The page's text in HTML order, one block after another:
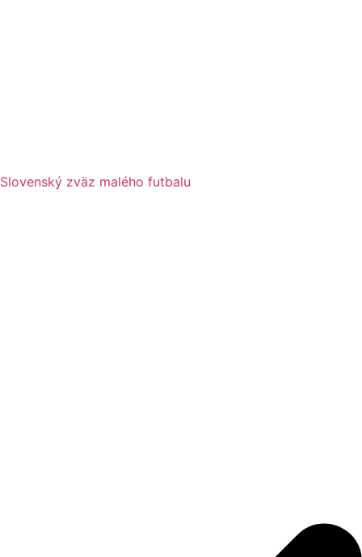
Slovenský zväz malého futbalu